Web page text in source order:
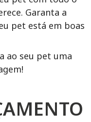
Garanta a
pet está em boas
ao seu pet uma